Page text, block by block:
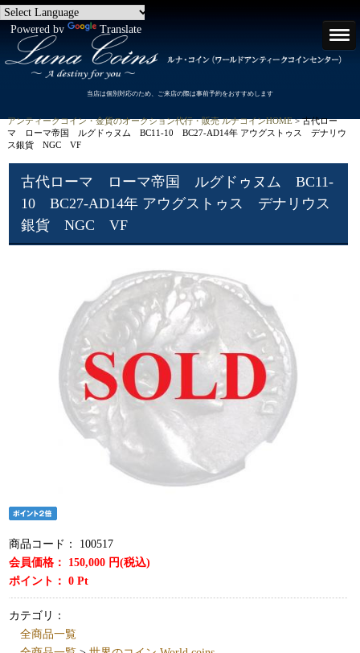
Powered by Translate
当店は個別対応のため、ご来店の際は事前予約をおすすめします
アンティークコイン・金貨のオークション代行・販売 ルナコインHOME> 古代ロー
マ ローマ帝国 ルグドゥヌム BC11-10 BC27-AD14年 アウグストゥス デナリウ
ス銀貨 NGC VF
古代ローマ ローマ帝国 ルグドゥヌム BC11-
10 BC27-AD14年 アウグストゥス デナリウス
銀貨 NGC VF
商品コード：
100517
会員価格：
150,000 円(税込)
ポイント：0 Pt
カテゴリ：
全商品一覧